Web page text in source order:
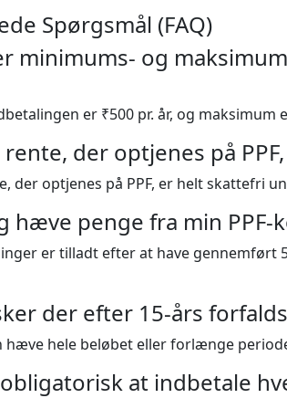
Spørgsmål (FAQ)
minimums- og
er ₹500 pr. år, og maksimum
rente, der optjenes på
der optjenes på PPF, er helt skattefri
hæve penge fra min
er tilladt efter at have gennemført
der efter 15-års
hæve hele beløbet eller forlænge
at indbetale